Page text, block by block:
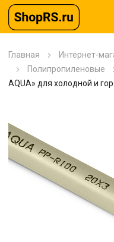
Главная Интернет-
Полипропиленовые
AQUA» для холодной и